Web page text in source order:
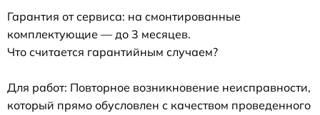
Гарантия от сервиса: на смонтированные
комплектующие — до 3 месяцев.
Что считается гарантийным случаем?
Для работ: Повторное возникновение неисправности,
который прямо обусловлен с качеством проведенного